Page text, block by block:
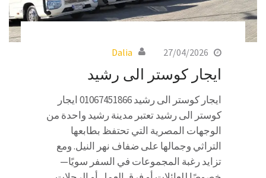
27/04/2026
Dalia
ايجار كوستر الى رشيد
ايجار كوستر الى رشيد 01067451866 ايجار
كوستر الى رشيد تعتبر مدينة رشيد واحدة من
الوجهات المصرية التي تحتفظ بطابعها
التراثي وجمالها على ضفاف نهر النيل. ومع
تزايد رغبة المجموعات في السفر سويًا—